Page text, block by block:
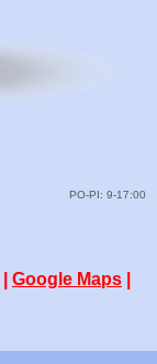
PO-PI: 9-17:00
Google Maps